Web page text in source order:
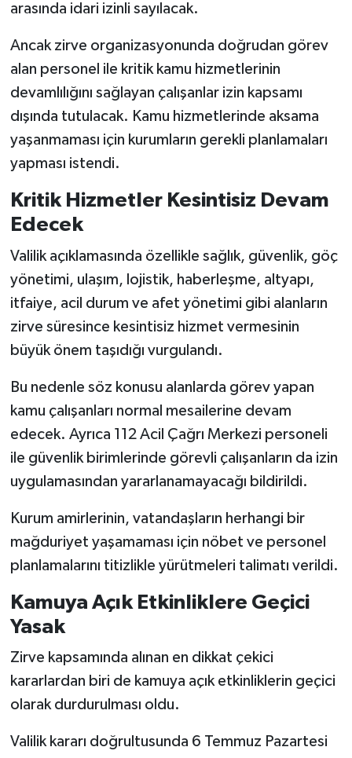
arasında idari izinli sayılacak.
Ancak zirve organizasyonunda doğrudan görev
alan personel ile kritik kamu hizmetlerinin
devamlılığını sağlayan çalışanlar izin kapsamı
dışında tutulacak. Kamu hizmetlerinde aksama
yaşanmaması için kurumların gerekli planlamaları
yapması istendi.
Kritik Hizmetler Kesintisiz Devam
Edecek
Valilik açıklamasında özellikle sağlık, güvenlik, göç
yönetimi, ulaşım, lojistik, haberleşme, altyapı,
itfaiye, acil durum ve afet yönetimi gibi alanların
zirve süresince kesintisiz hizmet vermesinin
büyük önem taşıdığı vurgulandı.
Bu nedenle söz konusu alanlarda görev yapan
kamu çalışanları normal mesailerine devam
edecek. Ayrıca 112 Acil Çağrı Merkezi personeli
ile güvenlik birimlerinde görevli çalışanların da izin
uygulamasından yararlanamayacağı bildirildi.
Kurum amirlerinin, vatandaşların herhangi bir
mağduriyet yaşamaması için nöbet ve personel
planlamalarını titizlikle yürütmeleri talimatı verildi.
Kamuya Açık Etkinliklere Geçici
Yasak
Zirve kapsamında alınan en dikkat çekici
kararlardan biri de kamuya açık etkinliklerin geçici
olarak durdurulması oldu.
Valilik kararı doğrultusunda 6 Temmuz Pazartesi